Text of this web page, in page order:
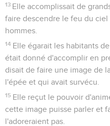
13 Elle accomplissait de
faire descendre le feu du ciel
hommes.
14 Elle égarait les habitants
était donné d'accomplir en
disait de faire une image de
l'épée et qui avait survécu.
15 Elle reçut le pouvoir
cette image puisse parler et
l'adoreraient pas.